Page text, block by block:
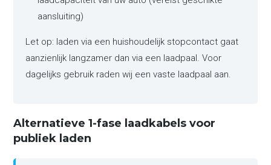
aansluiting)
Let op: laden via een huishoudelijk stopcontact gaat
aanzienlijk langzamer dan via een laadpaal. Voor
dagelijks gebruik raden wij een vaste laadpaal aan.
Alternatieve 1-fase laadkabels voor
publiek laden